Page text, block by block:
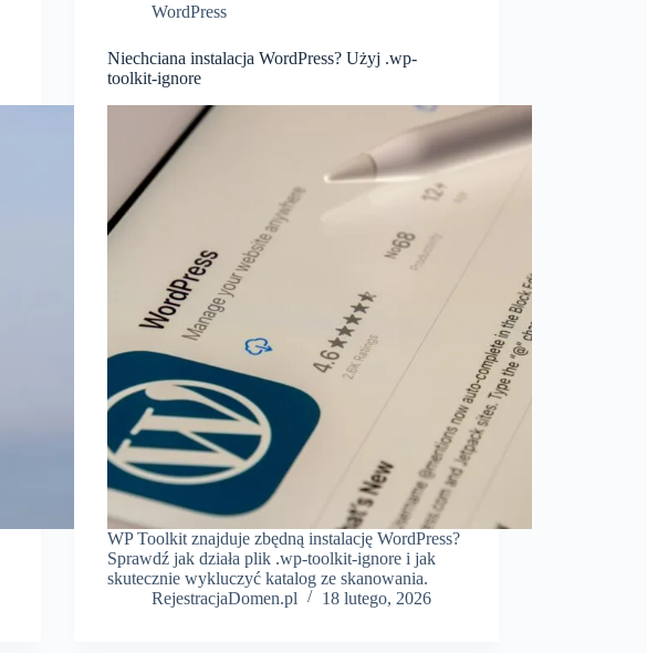
WordPress
Niechciana instalacja WordPress? Użyj .wp-
toolkit-ignore
WP Toolkit znajduje zbędną instalację WordPress?
Sprawdź jak działa plik .wp-toolkit-ignore i jak
skutecznie wykluczyć katalog ze skanowania.
RejestracjaDomen.pl
18 lutego, 2026